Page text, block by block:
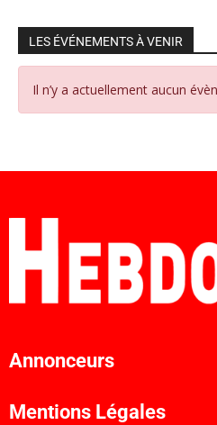
LES ÉVÉNEMENTS À VENIR
Il n’y a actuellement aucun
Annonceurs
Mentions Légales